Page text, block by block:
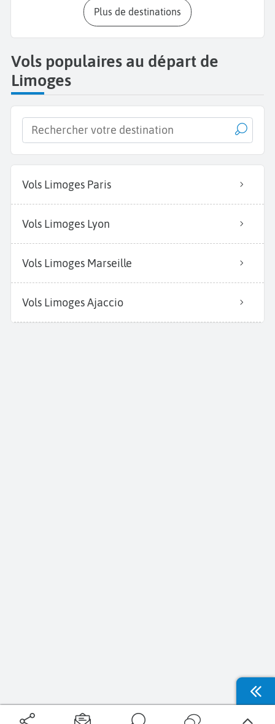
Plus de destinations
Vols populaires au départ de
Limoges
Vols Limoges Paris
Vols Limoges Lyon
Vols Limoges Marseille
Vols Limoges Ajaccio